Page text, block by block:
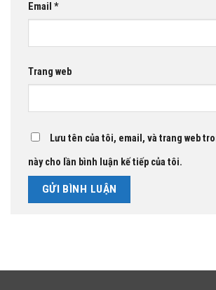
Email *
Trang web
Lưu tên của tôi, email, và trang web
này cho lần bình luận kế tiếp của tôi.